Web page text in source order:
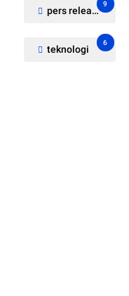
pers release
9
teknologi
6